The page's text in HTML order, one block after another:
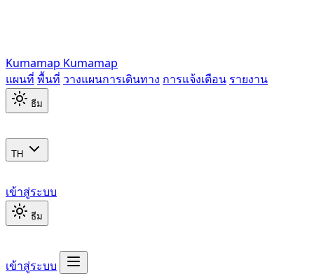
Kumamap Kumamap
แผนที่ พื้นที่ วางแผนการเดินทาง การแจ้งเตือน รายงาน
ธีม
TH
เข้าสู่ระบบ
ธีม
เข้าสู่ระบบ